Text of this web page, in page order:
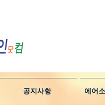
공지사항 에어